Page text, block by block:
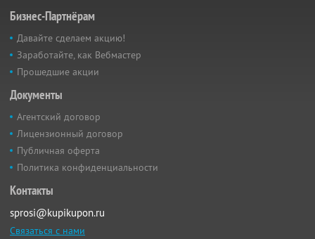
Бизнес-Партнёрам
Давайте сделаем акцию!
Заработайте, как Вебмастер
Прошедшие акции
Документы
Агентский договор
Лицензионный договор
Публичная оферта
Политика конфиденциальности
Контакты
sprosi@kupikupon.ru
Связаться с нами